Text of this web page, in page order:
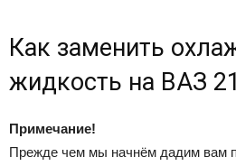
Как заменить
жидкость на ВАЗ
Примечание!
Прежде чем мы начнём дадим вам